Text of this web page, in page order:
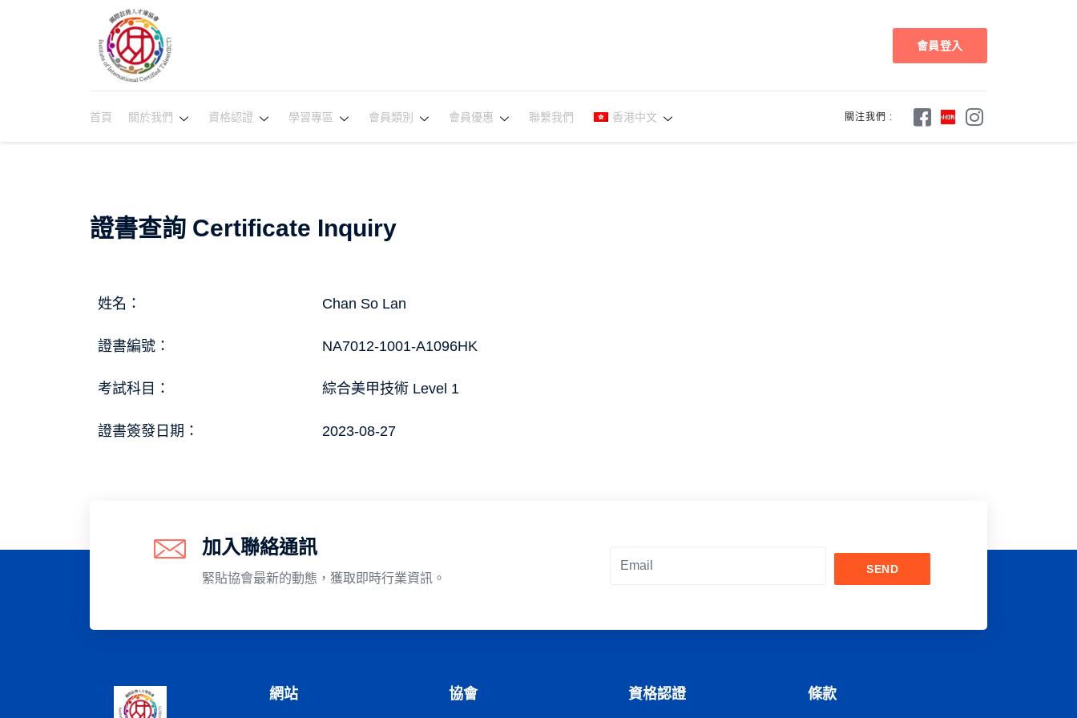
會員登入
首頁 關於我們 資格認證 學習專區 會員類別 會員優惠 聯繫我們 香港中文 關注我們 :
證書查詢 Certificate Inquiry
姓名： Chan So Lan
證書編號： NA7012-1001-A1096HK
考試科目： 綜合美甲技術 Level 1
證書簽發日期： 2023-08-27
加入聯絡通訊
緊貼協會最新的動態，獲取即時行業資訊。
SEND
網站 協會 資格認證 條款